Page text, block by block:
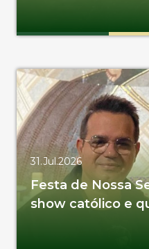
31.Jul.2026
Festa de Nossa
show católico e